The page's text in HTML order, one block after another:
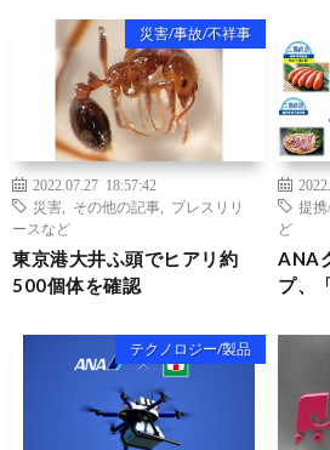
災害/事故/不祥事
2022.07.27 18:57:42
災害
その他の記事
プレスリリ
ースなど
東京港大井ふ頭でヒアリ約
500個体を確認
提携
ど
ANA
プ、
テクノロジー/製品